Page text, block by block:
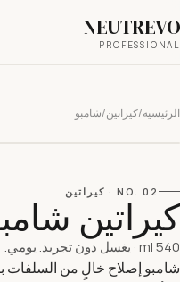
/كيراتين/شامبو
NO. 02
· كيراتين
540
·يغسل دون تجريد. يومي.
إصلاح خالٍ من السلفات